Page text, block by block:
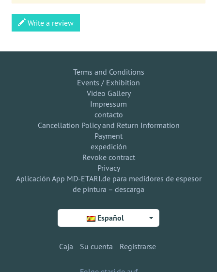
Write a review
Terms and Conditions
Events / Exhibition
Video Gallery
Impressum
contacto
Cancellation Policy and Return Information
Payment
expedición
Revoke contract
Privacy
Aplicación App MD-ETARI.de para medidores de espesor
de pintura – descarga
Español
Caja Su cuenta Registrarse